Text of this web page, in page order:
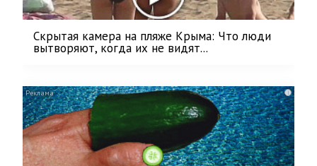
Скрытая камера на пляже Крыма: Что люди
вытворяют, когда их не видят...
i